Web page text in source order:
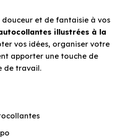
et de fantaisie à vos
illustrées à la
vos idées, organiser votre
apporter une touche de
de travail.